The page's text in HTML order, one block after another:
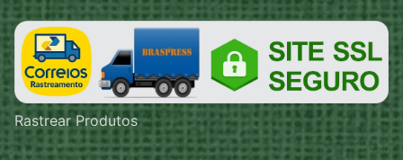
Rastrear Produtos